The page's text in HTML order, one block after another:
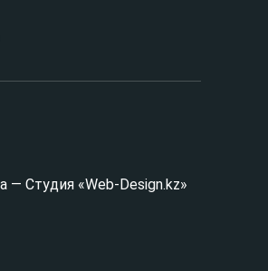
— Студия «Web-Design.kz»